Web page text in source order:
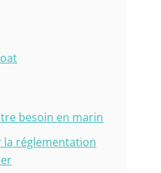
besoin en marin
la réglementation